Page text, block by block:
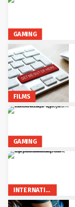
GAMING
FILMS
GAMING
INTERNATIONAL